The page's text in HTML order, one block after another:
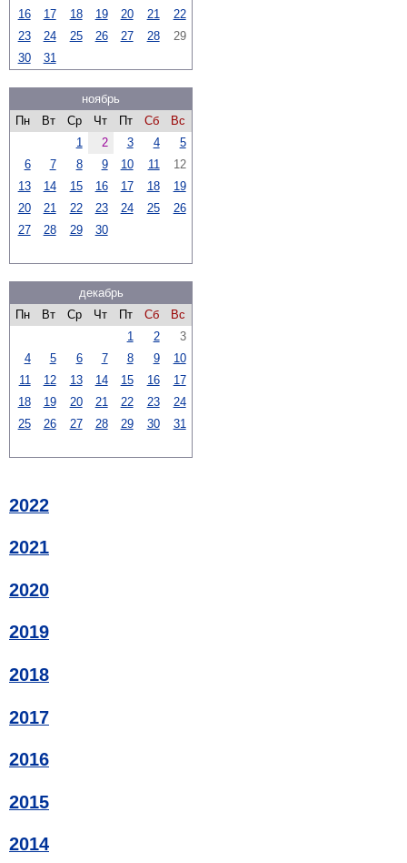
16
17 18 19 20 21
22
23
24 25 26 27 28
29
30
31
ноябрь
Пн
Вт Ср Чт Пт Сб
Вс
1
2 3 4
5
6
7 8 9 10 11
12
13
14 15 16 17 18
19
20
21 22 23 24 25
26
27
28 29 30
декабрь
Пн
Вт Ср Чт Пт Сб
Вс
1
2
3
4
5 6 7 8 9
10
11
12 13 14 15 16
17
18
19 20 21 22 23
24
25
26 27 28 29 30 31
2022
2021
2020
2019
2018
2017
2016
2015
2014